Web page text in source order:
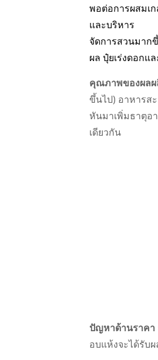
พอต่อการผสมเ
และบริหาร
จัดการสวนมาก
ผล ปุ๋ยเร่งดอกแ
คุณภาพของผล
ขึ้นไป) อาหารส
หันมาเพิ่มธาตุอ
เดียวกัน
ปัญหาด้านราคา
อบแห้งจะได้รับ